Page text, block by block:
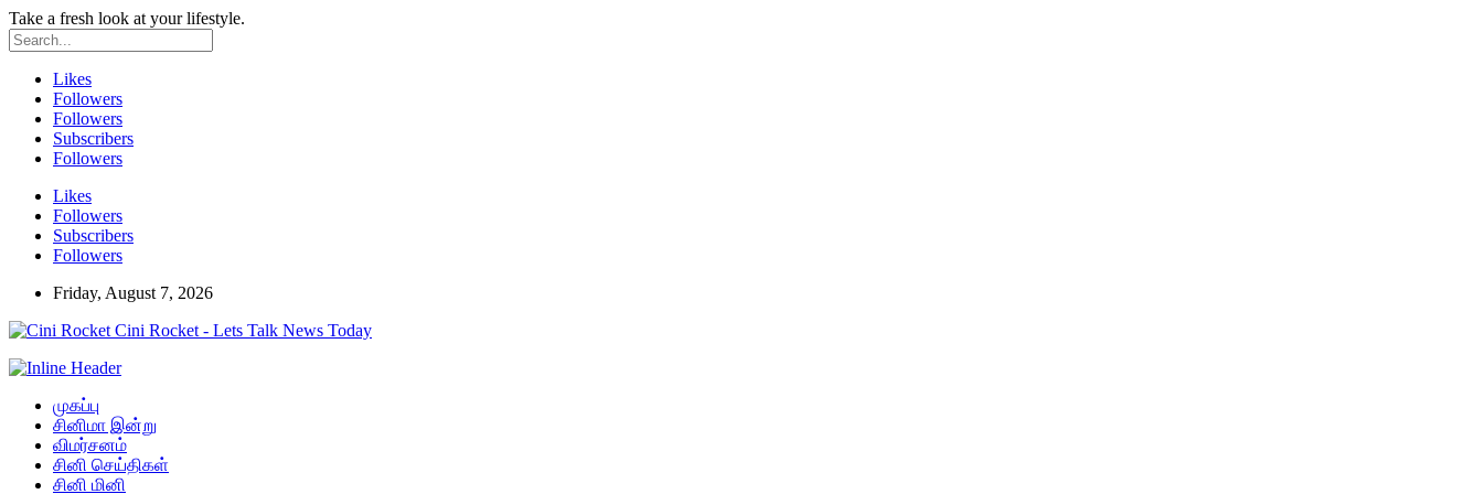
Take a fresh look at your lifestyle.
Likes
Followers
Followers
Subscribers
Followers
Likes
Followers
Subscribers
Followers
Friday, August 7, 2026
Cini Rocket - Lets Talk News Today
முகப்பு
சினிமா இன்று
விமர்சனம்
சினி செய்திகள்
சினி மினி